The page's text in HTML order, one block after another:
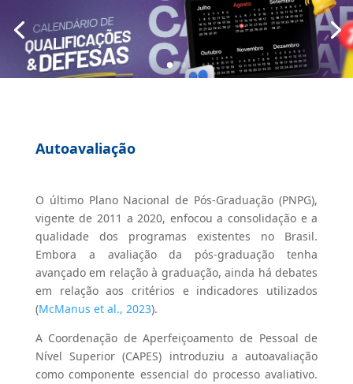
Autoavaliação
O último Plano Nacional de Pós-Graduação (PNPG),
vigente de 2011 a 2020, enfocou a consolidação e a
qualidade dos programas existentes no Brasil.
Embora a avaliação da pós-graduação tenha
avançado em relação à graduação, ainda há debates
em relação aos critérios e indicadores utilizados
(McManus et al., 2023).
A Coordenação de Aperfeiçoamento de Pessoal de
Nível Superior (CAPES) introduziu a autoavaliação
como componente essencial do processo avaliativo.